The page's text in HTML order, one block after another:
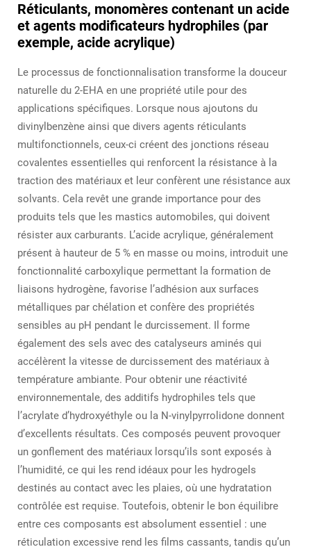
Réticulants, monomères contenant un acide
et agents modificateurs hydrophiles (par
exemple, acide acrylique)
Le processus de fonctionnalisation transforme la douceur
naturelle du 2-EHA en une propriété utile pour des
applications spécifiques. Lorsque nous ajoutons du
divinylbenzène ainsi que divers agents réticulants
multifonctionnels, ceux-ci créent des jonctions réseau
covalentes essentielles qui renforcent la résistance à la
traction des matériaux et leur confèrent une résistance aux
solvants. Cela revêt une grande importance pour des
produits tels que les mastics automobiles, qui doivent
résister aux carburants. L’acide acrylique, généralement
présent à hauteur de 5 % en masse ou moins, introduit une
fonctionnalité carboxylique permettant la formation de
liaisons hydrogène, favorise l’adhésion aux surfaces
métalliques par chélation et confère des propriétés
sensibles au pH pendant le durcissement. Il forme
également des sels avec des catalyseurs aminés qui
accélèrent la vitesse de durcissement des matériaux à
température ambiante. Pour obtenir une réactivité
environnementale, des additifs hydrophiles tels que
l’acrylate d’hydroxyéthyle ou la N-vinylpyrrolidone donnent
d’excellents résultats. Ces composés peuvent provoquer
un gonflement des matériaux lorsqu’ils sont exposés à
l’humidité, ce qui les rend idéaux pour les hydrogels
destinés au contact avec les plaies, où une hydratation
contrôlée est requise. Toutefois, obtenir le bon équilibre
entre ces composants est absolument essentiel : une
réticulation excessive rend les films cassants, tandis qu’un